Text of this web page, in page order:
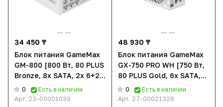
34 450 ₸
Блок питания GameMax
GM-800 [800 Вт, 80 PLUS
Bronze, 8x SATA, 2x 6+2
pin PCIe, 1x 4+4 pin CPU]
0
Есть в наличии
Арт. 23-00001039
48 930 ₸
Блок питания GameMax
GX-750 PRO WH [750 Вт,
80 PLUS Gold, 6x SATA,
4x 6+2 pin PCIe, 2x 4+4
pin CPU, ATX]
0
Есть в наличии
Арт. 27-00021328